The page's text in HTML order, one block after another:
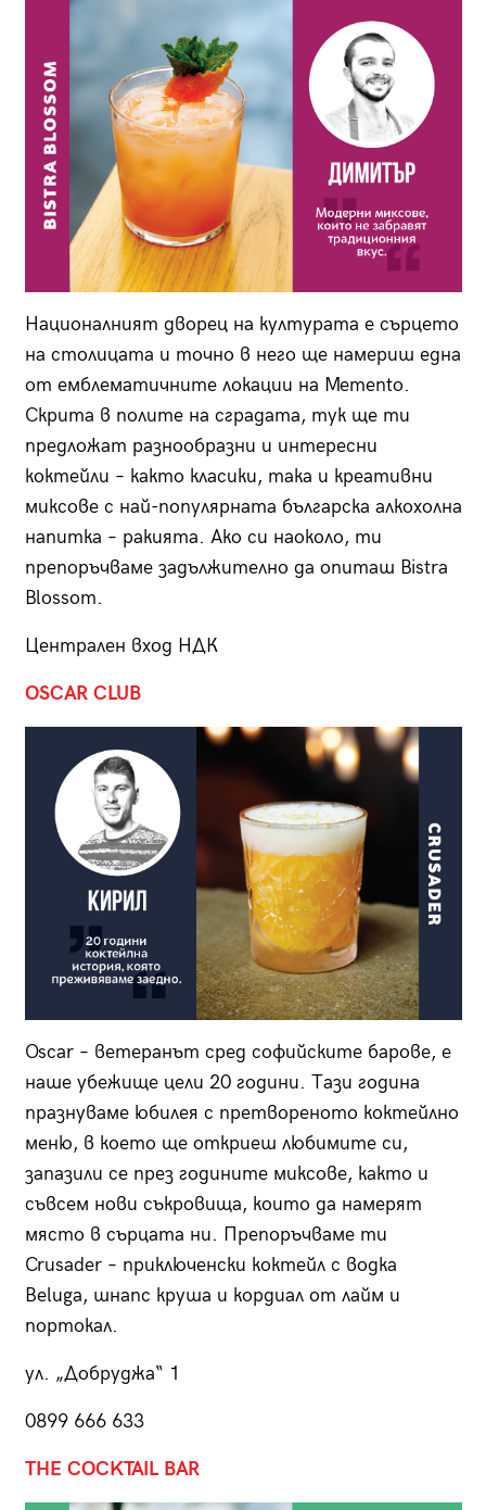
Националният дворец на културата е сърцето
на столицата и точно в него ще намериш една
от емблематичните локации на Memento.
Скрита в полите на сградата, тук ще ти
предложат разнообразни и интересни
коктейли – както класики, така и креативни
миксове с най-популярната българска алкохолна
напитка – ракията. Ако си наоколо, ти
препоръчваме задължително да опиташ Bistra
Blossom.
Централен вход НДК
OSCAR CLUB
Oscar – ветеранът сред софийските барове, е
наше убежище цели 20 години. Тази година
празнуваме юбилея с претвореното коктейлно
меню, в което ще откриеш любимите си,
запазили се през годините миксове, както и
съвсем нови съкровища, които да намерят
място в сърцата ни. Препоръчваме ти
Crusader – приключенски коктейл с водка
Beluga, шнапс круша и кордиал от лайм и
портокал.
ул. „Добруджа“ 1
0899 666 633
THE COCKTAIL BAR